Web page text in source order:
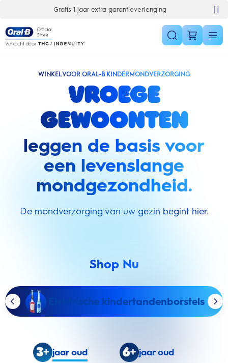
Gratis 1 jaar extra garantieverlenging
WINKEL VOOR ORAL-B KINDERMONDVERZORGING
Vroege
gewoonten
leggen de basis voor
een levenslange
mondgezondheid.
De mondverzorging van uw gezin begint hier.
Shop Nu
Elektrische kindertandenborstels
jaar oud jaar oud